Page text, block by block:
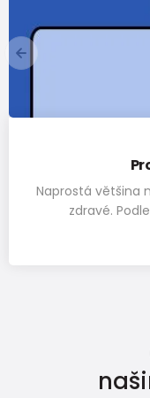
má při narození
firmy PROTETIKA…